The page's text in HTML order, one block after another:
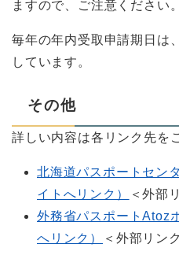
ますので、ご注意ください。
毎年の年内受取申請期日は
しています。
その他
詳しい内容は各リンク先を
北海道パスポートセン
イトへリンク）
＜外部
外務省パスポートAtoz
へリンク）
＜外部リン